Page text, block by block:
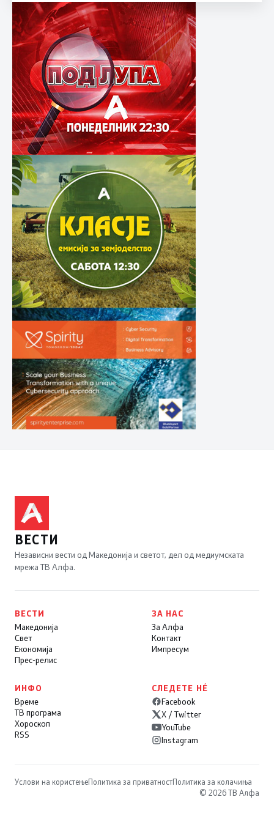
ВЕСТИ
Независни вести од Македонија и светот, дел од медиумската
мрежа ТВ Алфа.
ВЕСТИ
Македонија
Свет
Економија
Прес-релис
ЗА НАС
За Алфа
Контакт
Импресум
ИНФО
Време
ТВ програма
Хороскоп
RSS
СЛЕДЕТЕ НÉ
Facebook
X / Twitter
YouTube
Instagram
Услови на користењеПолитика за приватностПолитика за колачиња
© 2026 ТВ Алфа